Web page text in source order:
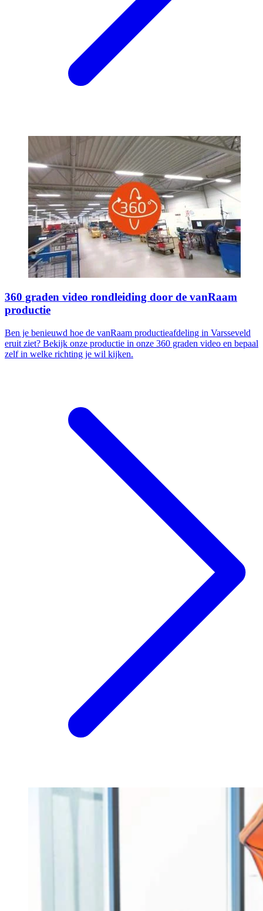
360 graden video rondleiding door de vanRaam
productie
Ben je benieuwd hoe de vanRaam productieafdeling in Varsseveld
eruit ziet? Bekijk onze productie in onze 360 graden video en bepaal
zelf in welke richting je wil kijken.